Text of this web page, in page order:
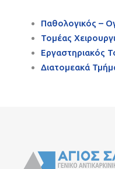
Παθολογικός –
Τομέας
Εργαστηριακός
Διατομεακά